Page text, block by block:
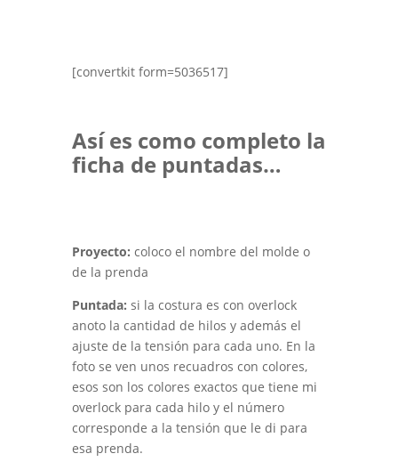
[convertkit form=5036517]
Así es como completo la
ficha de puntadas…
Proyecto: coloco el nombre del molde o
de la prenda
Puntada: si la costura es con overlock
anoto la cantidad de hilos y además el
ajuste de la tensión para cada uno. En la
foto se ven unos recuadros con colores,
esos son los colores exactos que tiene mi
overlock para cada hilo y el número
corresponde a la tensión que le di para
esa prenda.